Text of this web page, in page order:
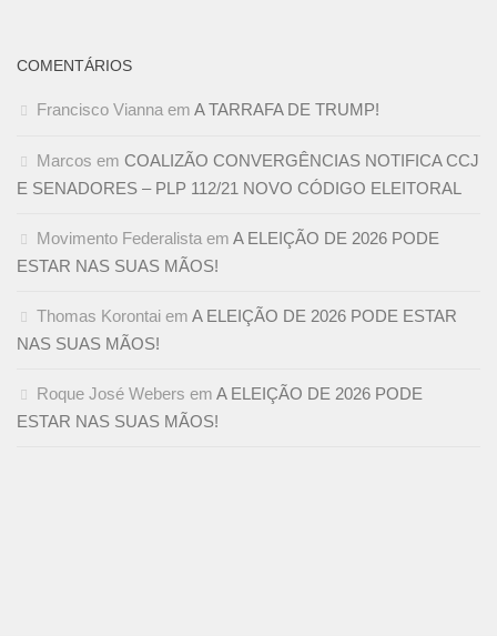
COMENTÁRIOS
Francisco Vianna em A TARRAFA DE TRUMP!
Marcos em COALIZÃO CONVERGÊNCIAS NOTIFICA CCJ
E SENADORES – PLP 112/21 NOVO CÓDIGO ELEITORAL
Movimento Federalista em A ELEIÇÃO DE 2026 PODE
ESTAR NAS SUAS MÃOS!
Thomas Korontai em A ELEIÇÃO DE 2026 PODE ESTAR
NAS SUAS MÃOS!
Roque José Webers em A ELEIÇÃO DE 2026 PODE
ESTAR NAS SUAS MÃOS!